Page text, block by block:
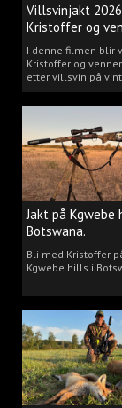
Villsvinjakt
Kristoffer og
I denne filmen blir
Kristoffer og
etter villsvin på
Jakt på Kgwebe
Botswana.
Bli med Kristoffer
Kgwebe hills i